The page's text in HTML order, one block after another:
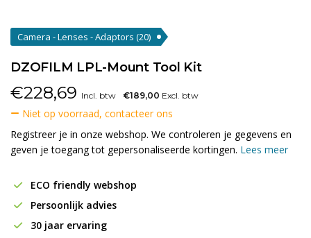
Camera - Lenses - Adaptors (20)
DZOFILM LPL-Mount Tool Kit
€228,69 Incl. btw €189,00 Excl. btw
Niet op voorraad, contacteer ons
Registreer je in onze webshop. We controleren je gegevens en
geven je toegang tot gepersonaliseerde kortingen. Lees meer
ECO friendly webshop
Persoonlijk advies
30 jaar ervaring